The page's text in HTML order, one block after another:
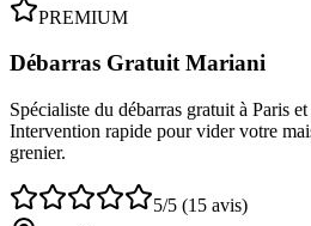
PREMIUM
Débarras Gratuit Mariani
Spécialiste du débarras gratuit à Paris
Intervention rapide pour vider votre
grenier.
5/5 (15 avis)